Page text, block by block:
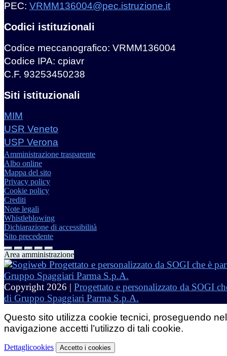
PEC: VRMM136004@pec.istruzione.it
Codici istituzionali
Codice meccanografico: VRMM136004
Codice IPA: cpiavr
C.F. 93253450238
Siti istituzionali
MIM
USR Veneto
USP Verona
Amministrazione trasparente
Albo online
Mappa del sito
Privacy policy
Cookie policy
Crediti
Note legali
Whistleblowing
Dichiarazione di accessibilità
Sito precedente
Area amministrazione
Copyright 2026 | Progettato e personalizzato da SOGI
di Gruppo Spaggiari Parma S.p.A.
Questo sito utilizza cookie tecnici, proseguendo
navigazione accetti l’utilizzo di tali cookie.
Dettaglicookies Accetto i cookies